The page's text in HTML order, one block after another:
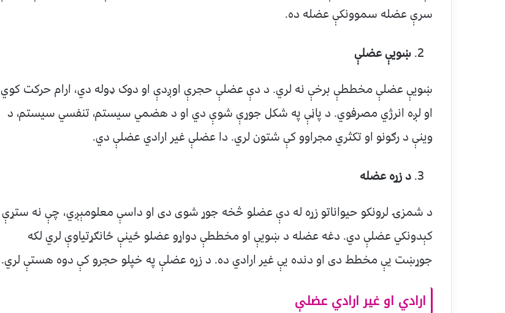
سرې عضله سموونکې عضله ده.
ښویې عضلې
ښويې عضلې مخططې برخې نه لري. د دې عضلې حجرې اوږدې او دوک ډوله دي، ارام حرکت کوي
او لږه انرژي مصرفوي. د پاڼې په شکل جوړې شوې دي او د هضمي سیستم، تنفسي سیستم، د
وینې د رګونو او تکثري مجراوو کې شتون لري. دا عضلې غیر ارادي عضلې دي.
د زړه عضله
د شمزۍ لرونکو حیواناتو زړه له دې عضلو څخه جوړ شوی دی او داسې معلومېږي، چې نه ستړې
کېدونکي عضلې دي. دغه عضله د ښويې او مخططې دواړو عضلو ځينې ځانګړتیاوې لري لکه
جوړښت یې مخطط دی او دنده یې غیر ارادي ده. د زړه عضلې په خپلو حجرو کې دوه هستې لري.
ارادي او غیر ارادي عضلې